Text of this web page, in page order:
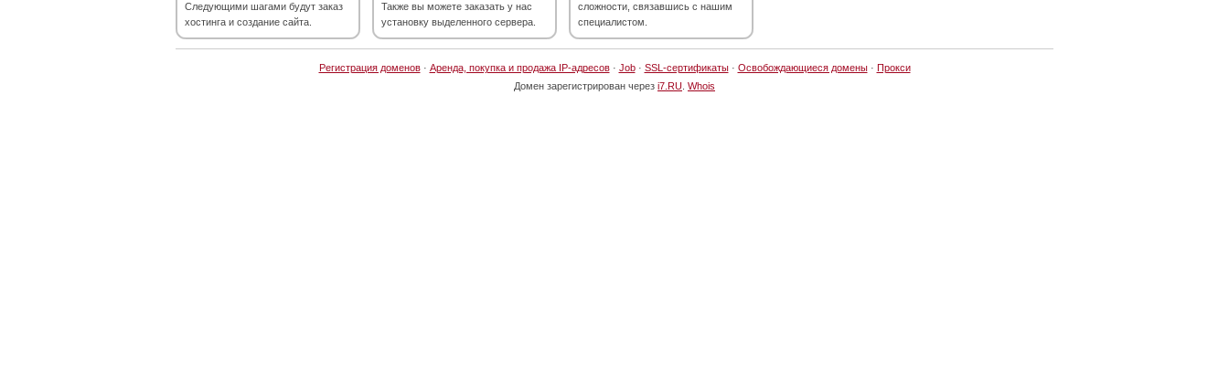
Следующими шагами будут заказ
хостинга и создание сайта.
Также вы можете заказать у нас
установку выделенного сервера.
сложности, связавшись с нашим
специалистом.
Регистрация доменов· Аренда, покупка и продажа IP-адресов· Job· SSL-сертификаты· Освобождающиеся домены· Прокси
Домен зарегистрирован через i7.RU Whois